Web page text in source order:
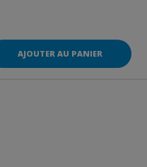
AJOUTER AU PANIER